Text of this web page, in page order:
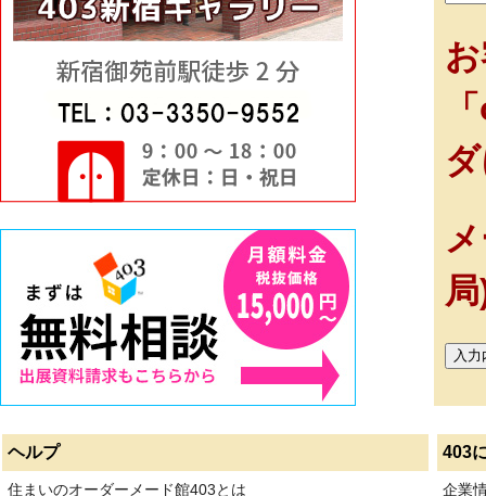
ヘルプ 403
住まいのオーダーメード館403とは
企業